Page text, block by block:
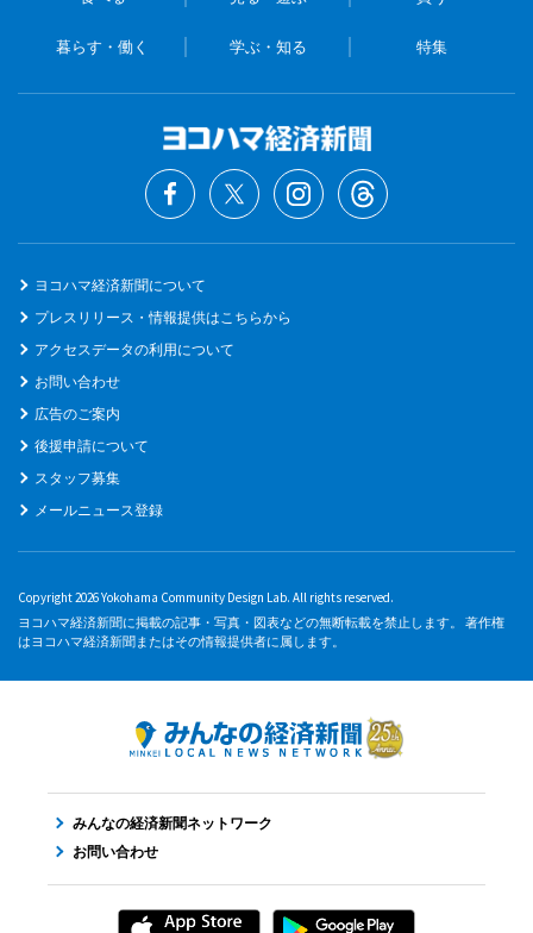
暮らす・働く 学ぶ・知る 特集
ヨコハマ経済新聞について
プレスリリース・情報提供はこちらから
アクセスデータの利用について
お問い合わせ
広告のご案内
後援申請について
スタッフ募集
メールニュース登録
Copyright 2026 Yokohama Community Design Lab. All rights reserved.
ヨコハマ経済新聞に掲載の記事・写真・図表などの無断転載を禁止します。 著作権
はヨコハマ経済新聞またはその情報提供者に属します。
みんなの経済新聞ネットワーク
お問い合わせ